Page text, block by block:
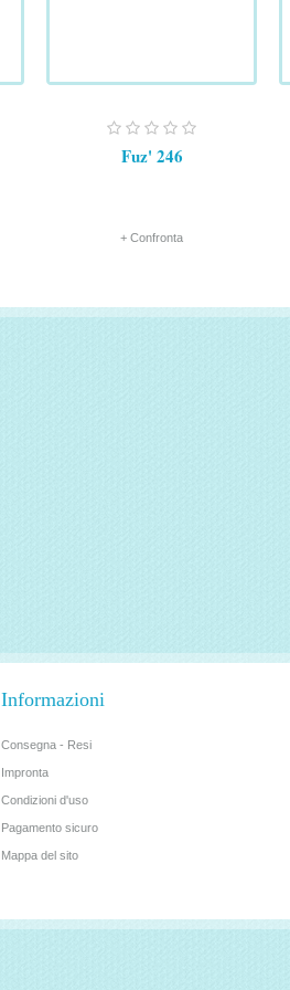
Fuz' 246
+ Confronta
Informazioni
Consegna - Resi
Impronta
Condizioni d'uso
Pagamento sicuro
Mappa del sito